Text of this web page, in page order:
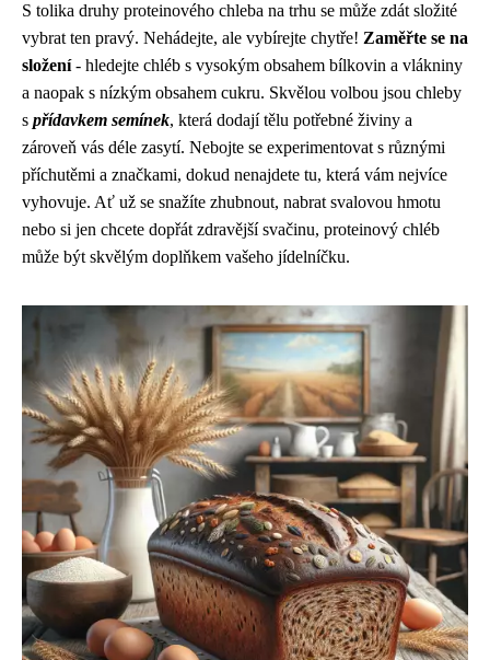
S tolika druhy proteinového chleba na trhu se může zdát složité
vybrat ten pravý. Nehádejte, ale vybírejte chytře! Zaměřte se na
složení- hledejte chléb s vysokým obsahem bílkovin a vlákniny
a naopak s nízkým obsahem cukru. Skvělou volbou jsou chleby
s přídavkem semínek, která dodají tělu potřebné živiny a
zároveň vás déle zasytí. Nebojte se experimentovat s různými
příchutěmi a značkami, dokud nenajdete tu, která vám nejvíce
vyhovuje. Ať už se snažíte zhubnout, nabrat svalovou hmotu
nebo si jen chcete dopřát zdravější svačinu, proteinový chléb
může být skvělým doplňkem vašeho jídelníčku.